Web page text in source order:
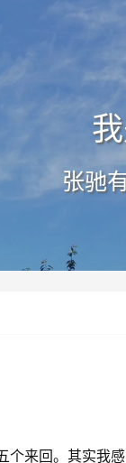
张驰
来回。其实我